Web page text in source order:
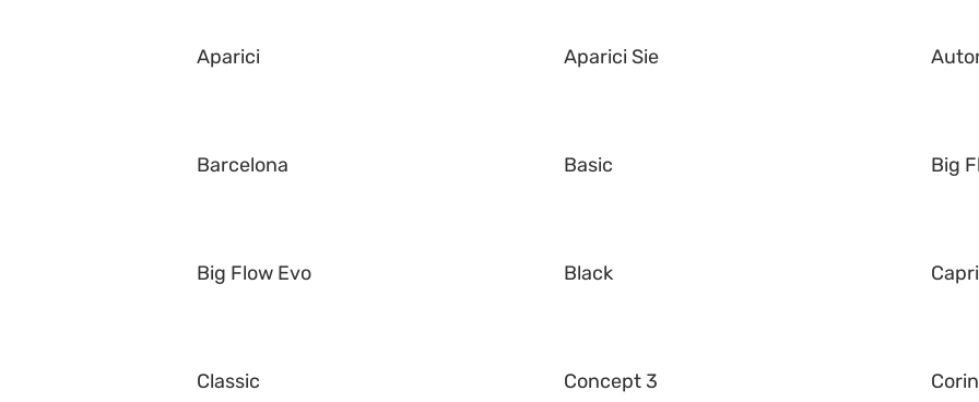
Aparici Aparici Sie
Barcelona Basic Big
Big Flow Evo Black Capri
Classic Concept 3